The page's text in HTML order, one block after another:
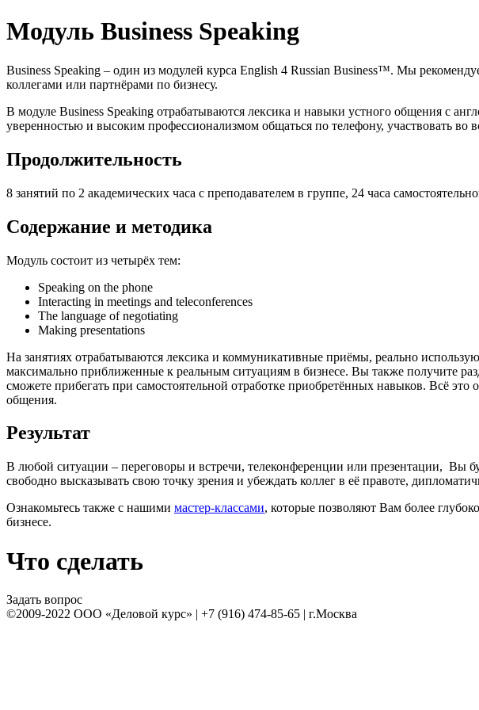
Модуль Business Speaking
Business Speaking – один из модулей курса English 4 Russian Business™. Мы
коллегами или партнёрами по бизнесу.
В модуле Business Speaking отрабатываются лексика и навыки устного общения с
уверенностью и высоким профессионализмом общаться по телефону, участвовать во
Продолжительность
8 занятий по 2 академических часа с преподавателем в группе, 24 часа
Содержание и методика
Модуль состоит из четырёх тем:
Speaking on the phone
Interacting in meetings and teleconferences
The language of negotiating
Making presentations
На занятиях отрабатываются лексика и коммуникативные приёмы, реально
максимально приближенные к реальным ситуациям в бизнесе. Вы также получите
сможете прибегать при самостоятельной отработке приобретённых навыков. Всё
общения.
Результат
В любой ситуации – переговоры и встречи, телеконференции или презентации, Вы
свободно высказывать свою точку зрения и убеждать коллег в её правоте,
Ознакомьтесь также с нашими мастер-классами, которые позволяют Вам более
бизнесе.
Что сделать
Задать вопрос
©2009-2022 ООО «Деловой курс» | +7 (916) 474-85-65 | г.Москва